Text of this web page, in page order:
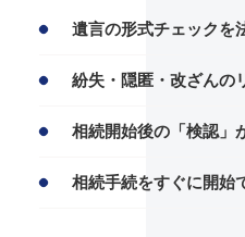
遺言の形式チェックを
紛失・隠匿・改ざんの
相続開始後の「検認」
相続手続をすぐに開始